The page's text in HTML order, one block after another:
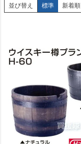
並び替え 標準 新着順